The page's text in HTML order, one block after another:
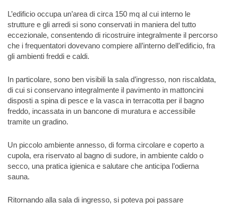
L’edificio occupa un’area di circa 150 mq al cui interno le
strutture e gli arredi si sono conservati in maniera del tutto
eccezionale, consentendo di ricostruire integralmente il percorso
che i frequentatori dovevano compiere all’interno dell’edificio, fra
gli ambienti freddi e caldi.
In particolare, sono ben visibili la sala d’ingresso, non riscaldata,
di cui si conservano integralmente il pavimento in mattoncini
disposti a spina di pesce e la vasca in terracotta per il bagno
freddo, incassata in un bancone di muratura e accessibile
tramite un gradino.
Un piccolo ambiente annesso, di forma circolare e coperto a
cupola, era riservato al bagno di sudore, in ambiente caldo o
secco, una pratica igienica e salutare che anticipa l’odierna
sauna.
Ritornando alla sala di ingresso, si poteva poi passare